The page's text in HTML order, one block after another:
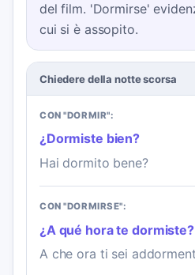
del film. 'Dormirse'
cui si è assopito.
Chiedere della notte scorsa
CON "DORMIR":
¿Dormiste bien?
Hai dormito bene?
CON "DORMIRSE":
¿A qué hora te dormiste?
A che ora ti sei